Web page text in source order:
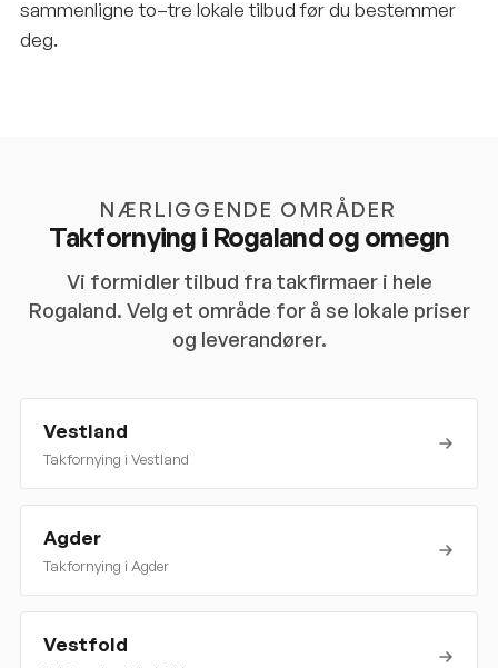
sammenligne to–tre lokale tilbud før du bestemmer
deg.
NÆRLIGGENDE OMRÅDER
Takfornying i Rogalandog omegn
Vi formidler tilbud fra takfirmaer i hele
Rogaland. Velg et område for å se lokale priser
og leverandører.
Vestland
Takfornying i Vestland
Agder
Takfornying i Agder
Vestfold